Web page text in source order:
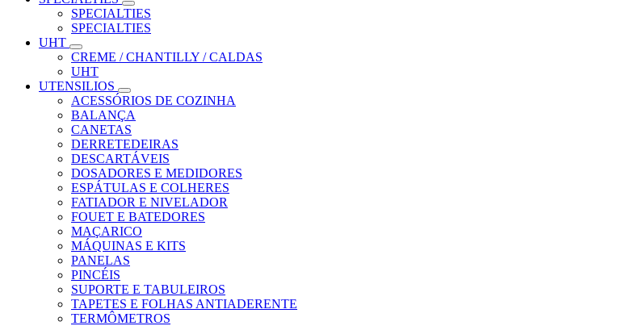
SPECIALTIES
SPECIALTIES
UHT
CREME / CHANTILLY / CALDAS
UHT
UTENSILIOS
ACESSÓRIOS DE COZINHA
BALANÇA
CANETAS
DERRETEDEIRAS
DESCARTÁVEIS
DOSADORES E MEDIDORES
ESPÁTULAS E COLHERES
FATIADOR E NIVELADOR
FOUET E BATEDORES
MAÇARICO
MÁQUINAS E KITS
PANELAS
PINCÉIS
SUPORTE E TABULEIROS
TAPETES E FOLHAS ANTIADERENTE
TERMÔMETROS